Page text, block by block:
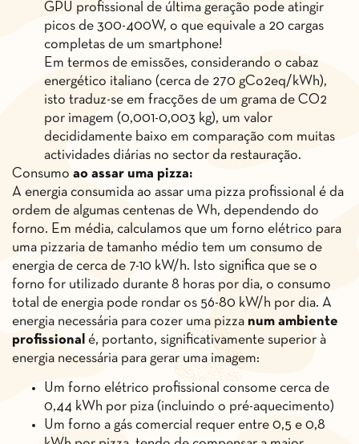
GPU profissional de última geração pode atingir
picos de 300-400W, o que equivale a 20 cargas
completas de um smartphone!
Em termos de emissões, considerando o cabaz
energético italiano (cerca de 270 gCo2eq/kWh),
isto traduz-se em fracções de um grama de CO2
por imagem (0,001-0,003 kg), um valor
decididamente baixo em comparação com muitas
actividades diárias no sector da restauração.
Consumo ao assar uma pizza:
A energia consumida ao assar uma pizza profissional é da
ordem de algumas centenas de Wh, dependendo do
forno. Em média, calculamos que um forno elétrico para
uma pizzaria de tamanho médio tem um consumo de
energia de cerca de 7-10 kW/h. Isto significa que se o
forno for utilizado durante 8 horas por dia, o consumo
total de energia pode rondar os 56-80 kW/h por dia. A
energia necessária para cozer uma pizza num ambiente
profissional é, portanto, significativamente superior à
energia necessária para gerar uma imagem:
Um forno elétrico profissional consome cerca de
0,44 kWh por piza (incluindo o pré-aquecimento)
Um forno a gás comercial requer entre 0,5 e 0,8